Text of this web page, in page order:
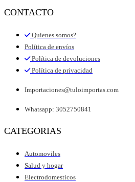
CONTACTO
Quienes somos?
Política de envíos
Política de devoluciones
Política de privacidad
Importaciones@tuloimportas.com
Whatsapp: 3052750841
CATEGORIAS
Automoviles
Salud y hogar
Electrodomesticos